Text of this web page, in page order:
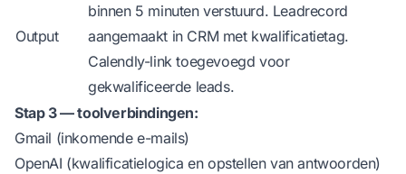
Output
binnen 5 minuten verstuurd. Leadrecord
aangemaakt in CRM met kwalificatietag.
Calendly-link toegevoegd voor
gekwalificeerde leads.
Stap 3 — toolverbindingen:
Gmail (inkomende e-mails)
OpenAI (kwalificatielogica en opstellen van antwoorden)